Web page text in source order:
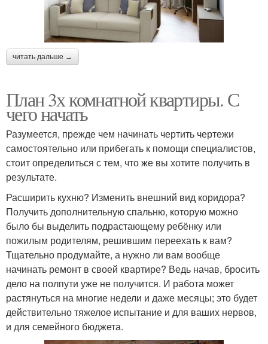
читать дальше →
План 3х комнатной квартиры. С
чего начать
Разумеется, прежде чем начинать чертить чертежи
самостоятельно или прибегать к помощи специалистов,
стоит определиться с тем, что же вы хотите получить в
результате.
Расширить кухню? Изменить внешний вид коридора?
Получить дополнительную спальню, которую можно
было бы выделить подрастающему ребёнку или
пожилым родителям, решившим переехать к вам?
Тщательно продумайте, а нужно ли вам вообще
начинать ремонт в своей квартире? Ведь начав, бросить
дело на полпути уже не получится. И работа может
растянуться на многие недели и даже месяцы; это будет
действительно тяжелое испытание и для ваших нервов,
и для семейного бюджета.